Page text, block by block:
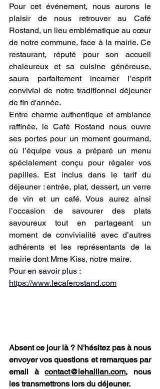
Pour cet événement, nous aurons le
plaisir de nous retrouver au Café
Rostand, un lieu emblématique au cœur
de notre commune, face à la mairie. Ce
restaurant, réputé pour son accueil
chaleureux et sa cuisine généreuse,
saura parfaitement incarner l’esprit
convivial de notre traditionnel déjeuner
de fin d'année.
Entre charme authentique et ambiance
raffinée, le Café Rostand nous ouvre
ses portes pour un moment gourmand,
où l’équipe vous a préparé un menu
spécialement conçu pour régaler vos
papilles. Est inclus dans le tarif du
déjeuner : entrée, plat, dessert, un verre
de vin et un café. Vous aurez ainsi
l’occasion de savourer des plats
savoureux tout en partageant un
moment de convivialité avec d’autres
adhérents et les représentants de la
mairie dont Mme Kiss, notre maire.
Pour en savoir plus :
https://www.lecaferostand.com
Absent ce jour là ? N'hésitez pas à nous
envoyer vos questions et remarques par
email à contact@lehaillan.com, nous
les transmettrons lors du déjeuner.